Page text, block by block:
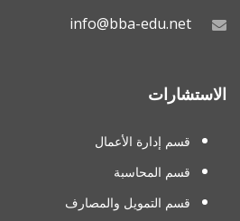
info@bba-edu.net
الاستشارات
قسم إدارة الأعمال
قسم المحاسبة
قسم التمويل والمصارف